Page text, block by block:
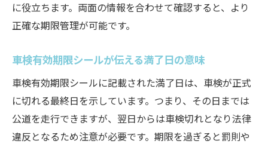
に役立ちます。両面の情報を合わせて確認すると、より
正確な期限管理が可能です。
車検有効期限シールが伝える満了日の意味
車検有効期限シールに記載された満了日は、車検が正式
に切れる最終日を示しています。つまり、その日までは
公道を走行できますが、翌日からは車検切れとなり法律
違反となるため注意が必要です。期限を過ぎると罰則や